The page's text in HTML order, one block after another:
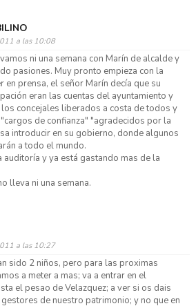
a las 10:08
ni una semana con Marín de alcalde y
pasiones. Muy pronto empieza con la
en prensa, el señor Marín decía que su
eran las cuentas del ayuntamiento y
los concejales liberados a costa de todos y
de confianza" "agradecidos por la
introducir en su gobierno, donde algunos
a todo el mundo.
auditoría y ya está gastando mas de la
lleva ni una semana.
a las 10:27
sido 2 niños, pero para las proximas
a meter a mas; va a entrar en el
el pesao de Velazquez; a ver si os dais
de nuestro patrimonio; y no que en